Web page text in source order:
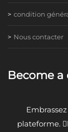
condition
Nous contacter
Become
plateforme.